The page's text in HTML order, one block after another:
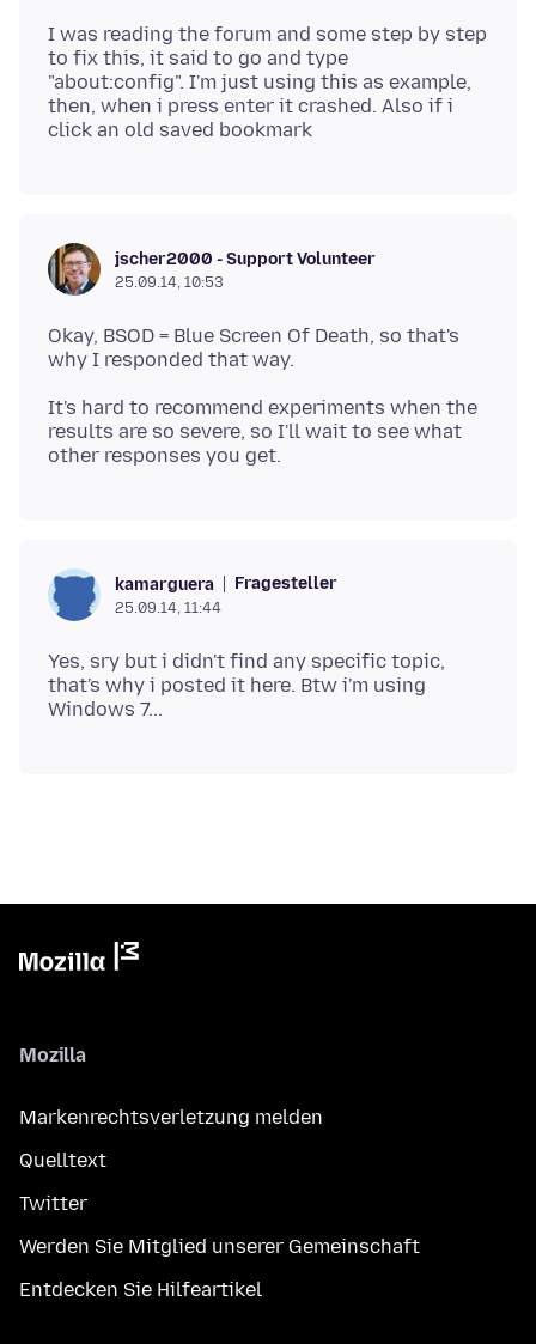
I was reading the forum and some step by step
to fix this, it said to go and type
"about:config". I'm just using this as example,
then, when i press enter it crashed. Also if i
jscher2000 - Support Volunteer
25.09.14, 10:53
Okay, BSOD = Blue Screen Of Death, so that's
It's hard to recommend experiments when the
results are so severe, so I'll wait to see what
kamarguera Fragesteller
25.09.14, 11:44
Yes, sry but i didn't find any specific topic,
that's why i posted it here. Btw i'm using
Mozilla
Markenrechtsverletzung melden
Quelltext
Twitter
Werden Sie Mitglied unserer Gemeinschaft
Entdecken Sie Hilfeartikel